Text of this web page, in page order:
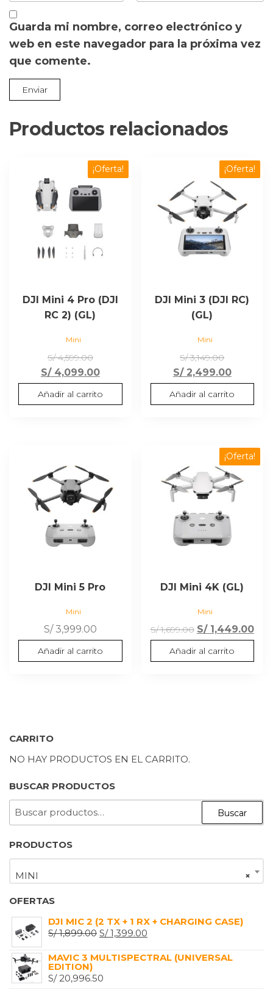
Guarda mi nombre, correo electrónico y
web en este navegador para la próxima vez
que comente.
Productos relacionados
¡Oferta!
DJI Mini 4 Pro (DJI
RC 2) (GL)
Mini
S/4,599.00El
precio
original
era:
S/4,099.00El
precio
actual
Añadir al carrito
¡Oferta!
DJI Mini 3 (DJI RC)
(GL)
Mini
S/3,149.00El
precio
original
era:
S/2,499.00El
precio
actual
Añadir al carrito
DJI Mini 5 Pro
Mini
S/3,999.00
Añadir al carrito
¡Oferta!
DJI Mini 4K (GL)
Mini
S/1,699.00 El
precio
original
S/1,449.00El
Añadir al carrito
CARRITO
NO HAY PRODUCTOS EN EL CARRITO.
BUSCAR PRODUCTOS
BUSCAR
Buscar
PRODUCTOS
×
MINI
OFERTAS
DJI MIC 2 (2 TX + 1 RX + CHARGING CASE)
S/1,899.00 EL
ORIGINAL
ERA:
S/1,399.00
ACTUAL
MAVIC 3 MULTISPECTRAL (UNIVERSAL
EDITION)
S/20,996.50